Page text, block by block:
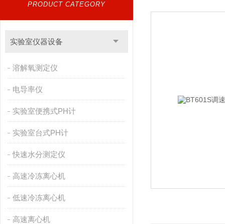
PRODUCT CATEGORY
实验室仪器设备
溶解氧测定仪
电导率仪
实验室便携式PH计
实验室台式PH计
快速水分测定仪
高速冷冻离心机
低速冷冻离心机
高速离心机